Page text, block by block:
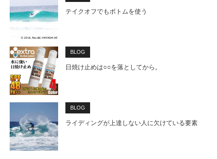
テイクオフでもボトムを使う
BLOG
日焼け止めは○○を落としてから。
BLOG
ライディングが上達しない人に欠けている要素